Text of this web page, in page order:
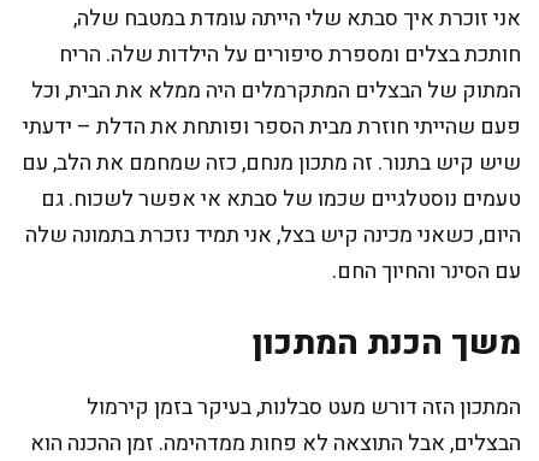
אני זוכרת איך סבתא שלי הייתה עומדת במטבח שלה,
חותכת בצלים ומספרת סיפורים על הילדות שלה. הריח
המתוק של הבצלים המתקרמלים היה ממלא את הבית, וכל
פעם שהייתי חוזרת מבית הספר ופותחת את הדלת – ידעתי
שיש קיש בתנור. זה מתכון מנחם, כזה שמחמם את הלב, עם
טעמים נוסטלגיים שכמו של סבתא אי אפשר לשכוח. גם
היום, כשאני מכינה קיש בצל, אני תמיד נזכרת בתמונה שלה
עם הסינר והחיוך החם.
משך הכנת המתכון
המתכון הזה דורש מעט סבלנות, בעיקר בזמן קירמול
הבצלים, אבל התוצאה לא פחות ממדהימה. זמן ההכנה הוא